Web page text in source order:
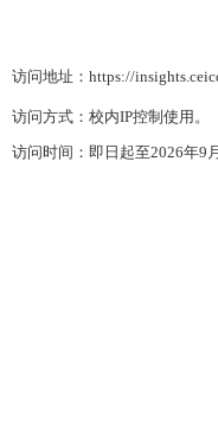
访问地址： https://
访问方式：校内IP控制使用。
访问时间：即日起至2026年9 月